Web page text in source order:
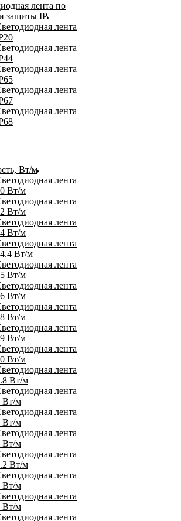
лента по
защиты IP
лента
лента
лента
лента
лента
Вт/м
лента
Вт/м
лента
Вт/м
лента
Вт/м
лента
Вт/м
лента
Вт/м
лента
Вт/м
лента
Вт/м
лента
Вт/м
лента
Вт/м
лента
Вт/м
лента
Вт/м
лента
Вт/м
лента
Вт/м
лента
Вт/м
лента
Вт/м
лента
Вт/м
лента